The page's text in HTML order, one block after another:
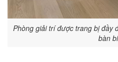
Phòng giải trí được trang bị đầy
bàn